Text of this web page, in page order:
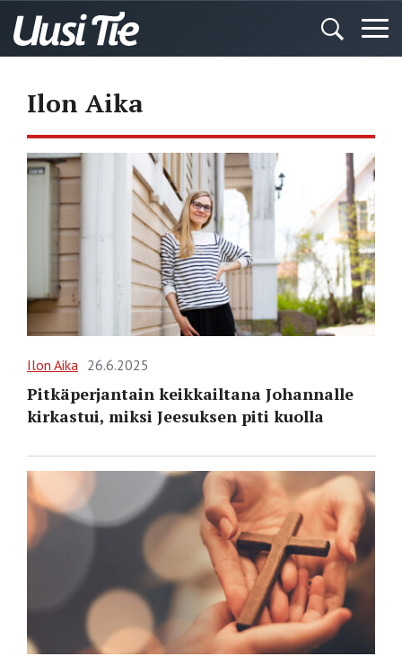
Ilon Aika
Ilon Aika 26.6.2025
Pitkäperjantain keikkailtana Johannalle
kirkastui, miksi Jeesuksen piti kuolla